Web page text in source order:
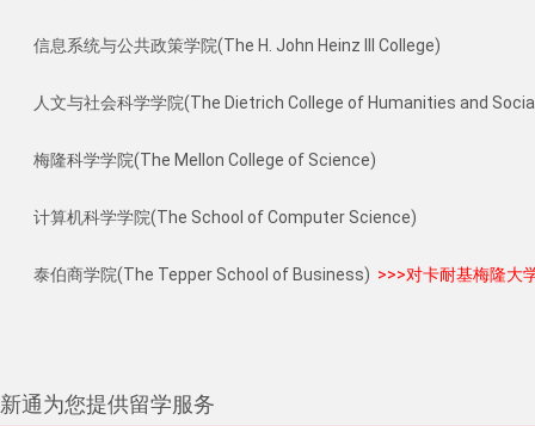
信息系统与公共政策学院(The H. John Heinz III College)
人文与社会科学学院(The Dietrich College of Humanities and
梅隆科学学院(The Mellon College of Science)
计算机科学学院(The School of Computer Science)
泰伯商学院(The Tepper School of Business) >>>对卡耐基梅隆大
新通为您提供留学服务